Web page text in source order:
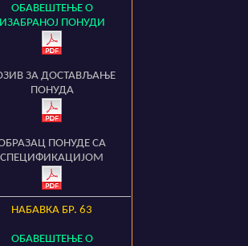
ОБАВЕШТЕЊЕ О
ИЗАБРАНОЈ ПОНУДИ
ЗА ДОСТАВЉАЊЕ
ПОНУДА
ПОНУДЕ СА
СПЕЦИФИКАЦИЈОМ
НАБАВКА БР. 63
ОБАВЕШТЕЊЕ О